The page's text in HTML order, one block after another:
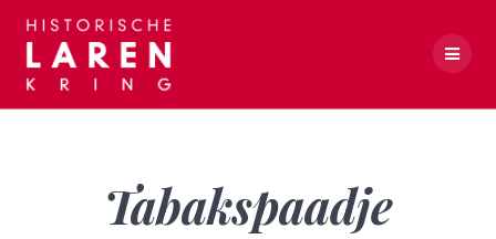
Tabakspaadje